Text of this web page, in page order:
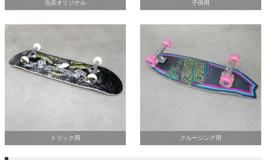
当店オリジナル 子供用
トリック用 クルージング用
8.0inch
8.1inch
8.1inch
8.2inch
59mm
60mm
パウエルペラルタ DF（ドラゴンフォーミュ
ラ）
ソフトウィール（クルーザー）
デッキテープ
パーツ・その他
足回りセット（トラック・ウィールセット）
25.5cm
26cm
パンツ
長袖ボタンシャツ
7分袖シャツ・ラグラン